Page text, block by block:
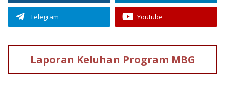
Telegram Youtube
Laporan Keluhan Program MBG